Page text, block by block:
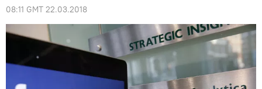
08:11 GMT 22.03.2018